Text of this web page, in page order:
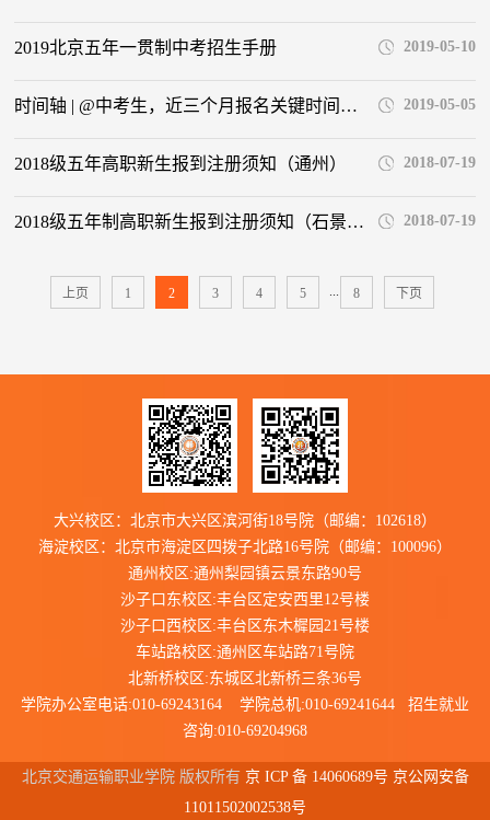
2019-05-10
2019北京五年一贯制中考招生手册
2019-05-05
时间轴 | @中考生，近三个月报名关键时间节点别错过！
2018-07-19
2018级五年高职新生报到注册须知（通州）
2018-07-19
2018级五年制高职新生报到注册须知（石景山）
上页 1 2 3 4 5 8 下页
大兴校区：北京市大兴区滨河街18号院（邮编：102618）
海淀校区：北京市海淀区四拨子北路16号院（邮编：100096）
通州校区:通州梨园镇云景东路90号
沙子口东校区:丰台区定安西里12号楼
沙子口西校区:丰台区东木樨园21号楼
车站路校区:通州区车站路71号院
北新桥校区:东城区北新桥三条36号
学院办公室电话:010-69243164 学院总机:010-69241644 招生就业
咨询:010-69204968
北京交通运输职业学院 版权所有 京 ICP 备 14060689号 京公网安备
11011502002538号